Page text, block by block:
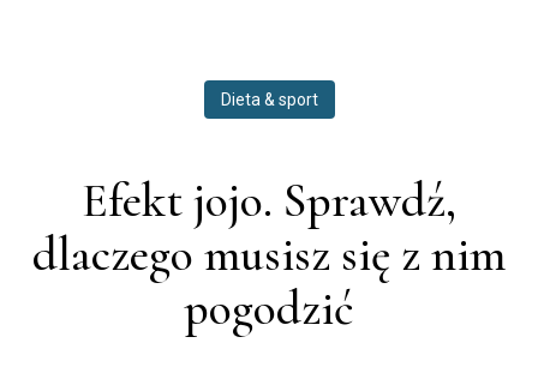
Dieta & sport
Efekt jojo. Sprawdź,
dlaczego musisz się z nim
pogodzić